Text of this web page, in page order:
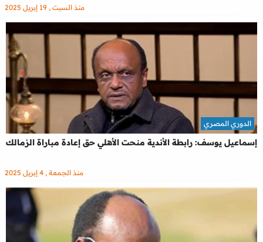
منذ السبت , 19 إبريل 2025
إسماعيل يوسف: رابطة الأندية منحت الأهلي حق إعادة مباراة الزمالك
الدوري المصري
منذ الجمعة , 4 إبريل 2025